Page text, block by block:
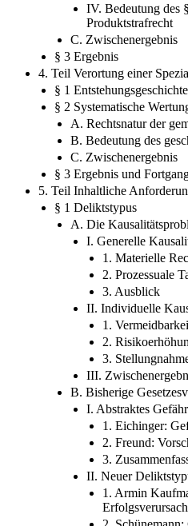
IV. Bedeutung des
Produktstrafrecht
C. Zwischenergebnis
§ 3 Ergebnis
4. Teil Verortung einer
§ 1
§ 2 Systematische
A. Rechtsnatur der
B. Bedeutung des
C. Zwischenergebnis
§ 3 Ergebnis und
5. Teil Inhaltliche
§ 1 Deliktstypus
A. Die
I. Generelle
1. Materielle
2. Prozessuale
3. Ausblick
II. Individuelle
1.
2.
3.
III.
B. Bisherige
I. Abstraktes
1. Eichinger:
2. Freund:
3.
II. Neuer
1. Armin